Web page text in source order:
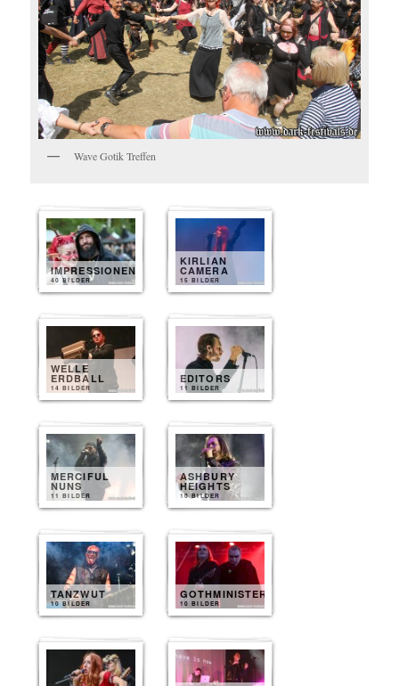
Wave Gotik Treffen
IMPRESSIONEN
40 BILDER
KIRLIAN
CAMERA
15 BILDER
WELLE
ERDBALL
14 BILDER
EDITORS
11 BILDER
MERCIFUL
NUNS
11 BILDER
ASHBURY
HEIGHTS
10 BILDER
TANZWUT
10 BILDER
GOTHMINISTER
10 BILDER